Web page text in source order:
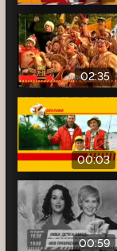
02:35
00:03
00:59